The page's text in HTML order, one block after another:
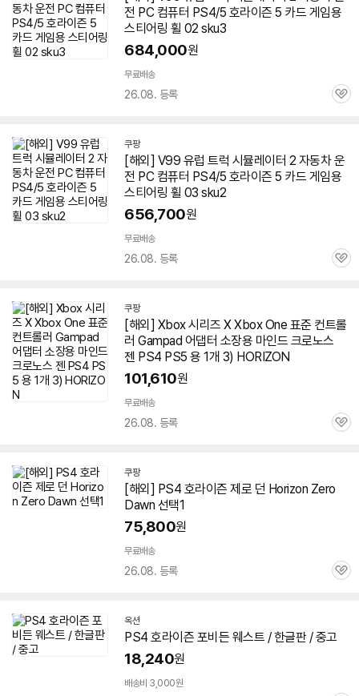
전 PC 컴퓨터 PS4/5 호라이즌 5 카드 게임용
스티어링 휠 02 sku3
684,000원
무료배송
26.08. 등록
관
쿠팡
[해외] V99 유럽 트럭 시뮬레이터 2 자동차 운
전 PC 컴퓨터 PS4/5 호라이즌 5 카드 게임용
스티어링 휠 03 sku2
656,700원
무료배송
26.08. 등록
관
쿠팡
[해외] Xbox 시리즈 X Xbox One 표준 컨트롤
러 Gampad 어댑터 소장용 마인드 크로노스
젠 PS4 PS5 용 1개 3) HORIZON
101,610원
무료배송
26.08. 등록
관
쿠팡
[해외] PS4 호라이즌 제로 던 Horizon Zero
Dawn 선택1
75,800원
무료배송
26.08. 등록
관
옥션
PS4 호라이즌 포비든 웨스트 / 한글판 / 중고
18,240원
배송비 3,000원